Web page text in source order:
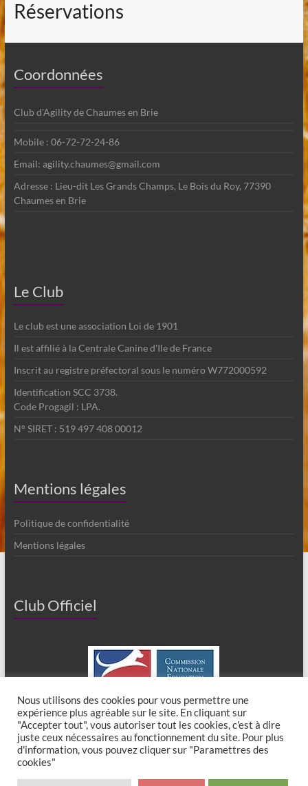
Réservations
Coordonnées
Club d'Agility de Chaumes en Brie
Mobile : 06-72-72-24-86
Email: agility.chaumes@gmail.com
Adresse : Lieu-dit Les Grands Champs, Le Bois du Roy, 77390
Chaumes en Brie
Le Club
Le club est une association Loi de 1901
Il est affilié à la Centrale Canine d'Ile de France
Inscrit au registre préfectoral sous le numéro W772000592
Identification SCC 3738.
Code Progagil : LPA.
N° SIRET : 519 497 408 00012
Mentions légales
Politique de confidentialité
Mentions légales
Club Officiel
Copyright © 2026Club Canin de Chaumes en Brie. All rights reserved. Theme
Nous utilisons des cookies pour vous permettre une
expérience plus agréable sur le site. En cliquant sur
"Accepter tout", vous autoriser tout les cookies, c'est à dire
juste ceux nécessaires au fonctionnement du site. Pour plus
d'information, vous pouvez cliquer sur "Paramettres des
cookies"